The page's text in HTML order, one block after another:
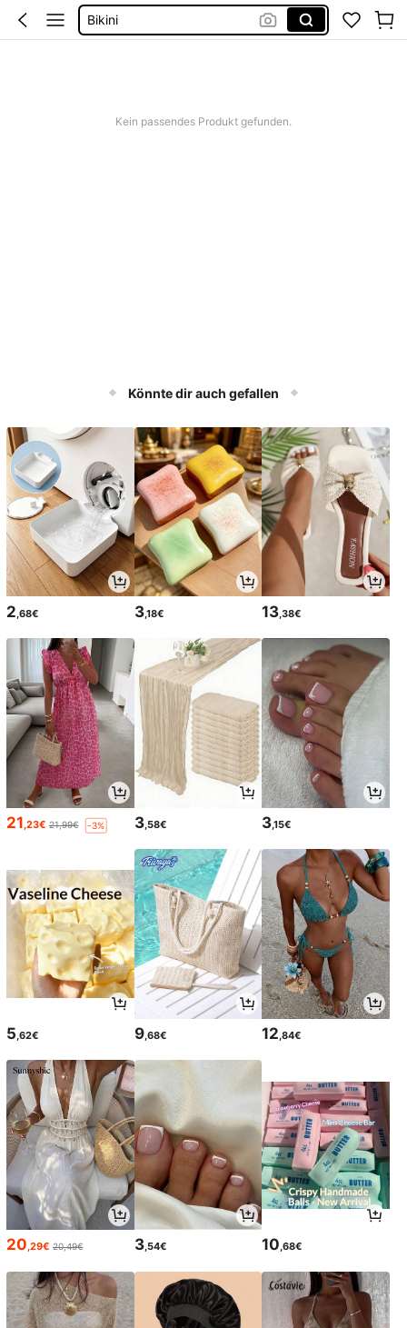
Bikini
Kein passendes Produkt gefunden.
Könnte dir auch gefallen
2 ,68€ 3,18€ 13 ,38€
21,23€ 21,99€ -3% 3,58€ 3,15€
5,62€ 9,68€ 12,84€
20,29€ 20,49€ 3,54€ 10,68€